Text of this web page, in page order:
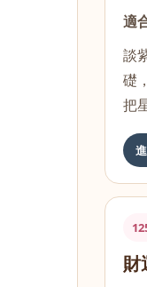
適
談
礎
把
財